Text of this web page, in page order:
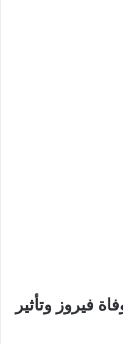
فيروز وتأثير